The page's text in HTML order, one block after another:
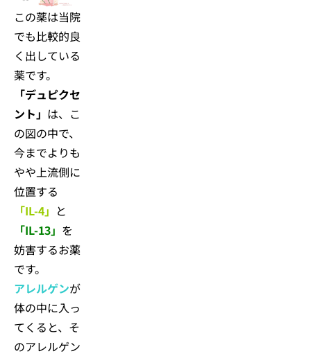
この薬は当院
でも比較的良
く出している
薬です。
「デュピクセ
ント」 は、こ
の図の中で、
今までよりも
やや上流側に
位置する
「IL-4」 と
「IL-13」 を
妨害するお薬
です。
アレルゲンが
体の中に入っ
てくると、そ
のアレルゲン